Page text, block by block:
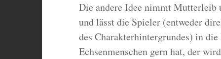
Die andere Idee nimmt Mutterleib
und lässt die Spieler (entweder
des Charakterhintergrundes) in
Echsenmenschen gern hat, der